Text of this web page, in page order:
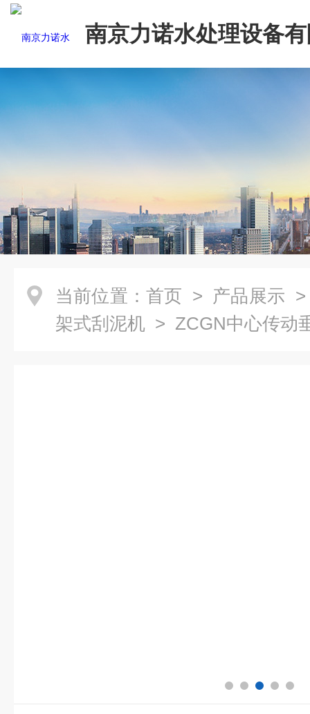
南京力诺水处理设备
当前位置： 首页 > 产品展示
架式刮泥机 > ZCGN中心传动